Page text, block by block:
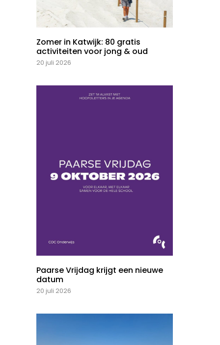
Zomer in Katwijk: 80 gratis
activiteiten voor jong & oud
20 juli 2026
Paarse Vrijdag krijgt een nieuwe
datum
20 juli 2026